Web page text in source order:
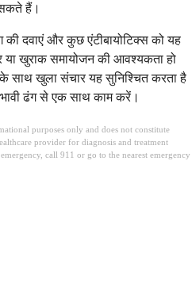
सकते हैं।
की दवाएं और कुछ एंटीबायोटिक्स को यह
या खुराक समायोजन की आवश्यकता हो
साथ खुला संचार यह सुनिश्चित करता है
ढंग से एक साथ काम करें।
purposes only and does not constitute
provider for diagnosis and treatment
call 911 or go to the nearest emergency